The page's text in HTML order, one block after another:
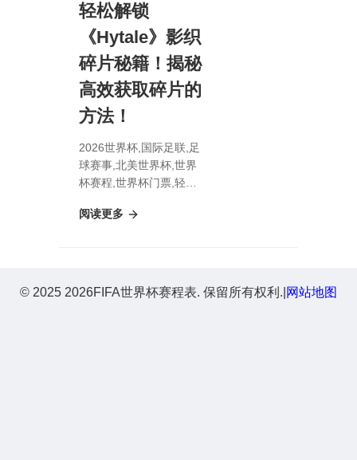
轻松解锁
《Hytale》影织
碎片秘籍！揭秘
高效获取碎片的
方法！
2026世界杯,国际足联,足
球赛事,北美世界杯,世界
杯赛程,世界杯门票,轻松
秘籍！揭秘高效获取碎片
阅读更多
© 2025 2026FIFA世界杯赛程表. 保留所有权利. 网站地图